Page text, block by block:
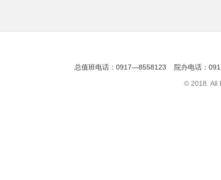
总值班电话：0917—8558123 院办电话：
© 2018. All